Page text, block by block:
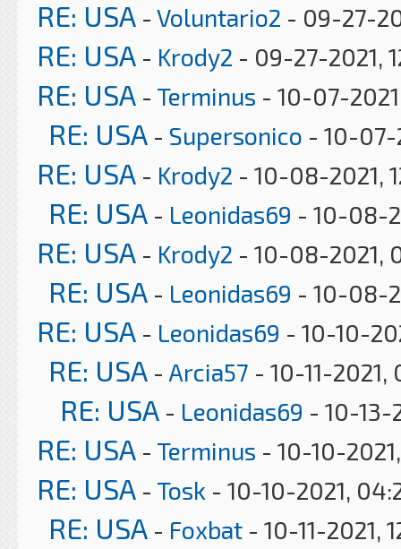
RE: USA - Voluntario2 - 09-27-
RE: USA - Krody2 - 09-27-2021,
RE: USA - Terminus - 10-07-
RE: USA - Supersonico - 10-07-
RE: USA - Krody2 - 10-08-2021,
RE: USA - Leonidas69 - 10-08-
RE: USA - Krody2 - 10-08-2021,
RE: USA - Leonidas69 - 10-08-
RE: USA - Leonidas69 - 10-10-
RE: USA - Arcia57 - 10-11-2021,
RE: USA - Leonidas69 - 10-13-
RE: USA - Terminus - 10-10-
RE: USA - Tosk - 10-10-2021,
RE: USA - Foxbat - 10-11-2021,